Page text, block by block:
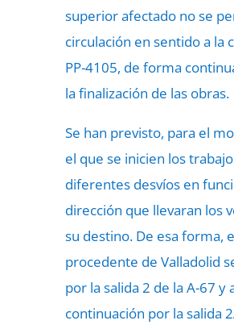
superior afectado no se
circulación en sentido a la
PP-4105, de forma
la finalización de las obras.
Se han previsto, para el
el que se inicien los
diferentes desvíos en
dirección que llevaran los
su destino. De esa forma,
procedente de Valladolid
por la salida 2 de la A-67 y
continuación por la salida